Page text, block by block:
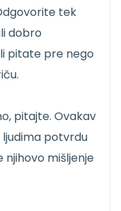
tek
dobro
pitate pre nego
pitajte. Ovakav
ljudima potvrdu
mišljenje